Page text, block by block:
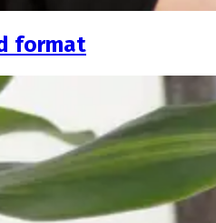
format